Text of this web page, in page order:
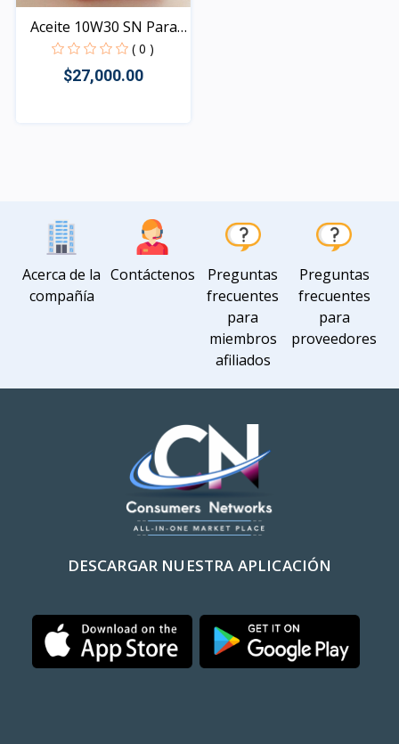
Aceite 10W30 SN Para
Au...
( 0 )
$27,000.00
Acerca de la
compañía
Contáctenos
Preguntas
frecuentes
para
miembros
afiliados
Preguntas
frecuentes
para
proveedores
DESCARGAR NUESTRA APLICACIÓN